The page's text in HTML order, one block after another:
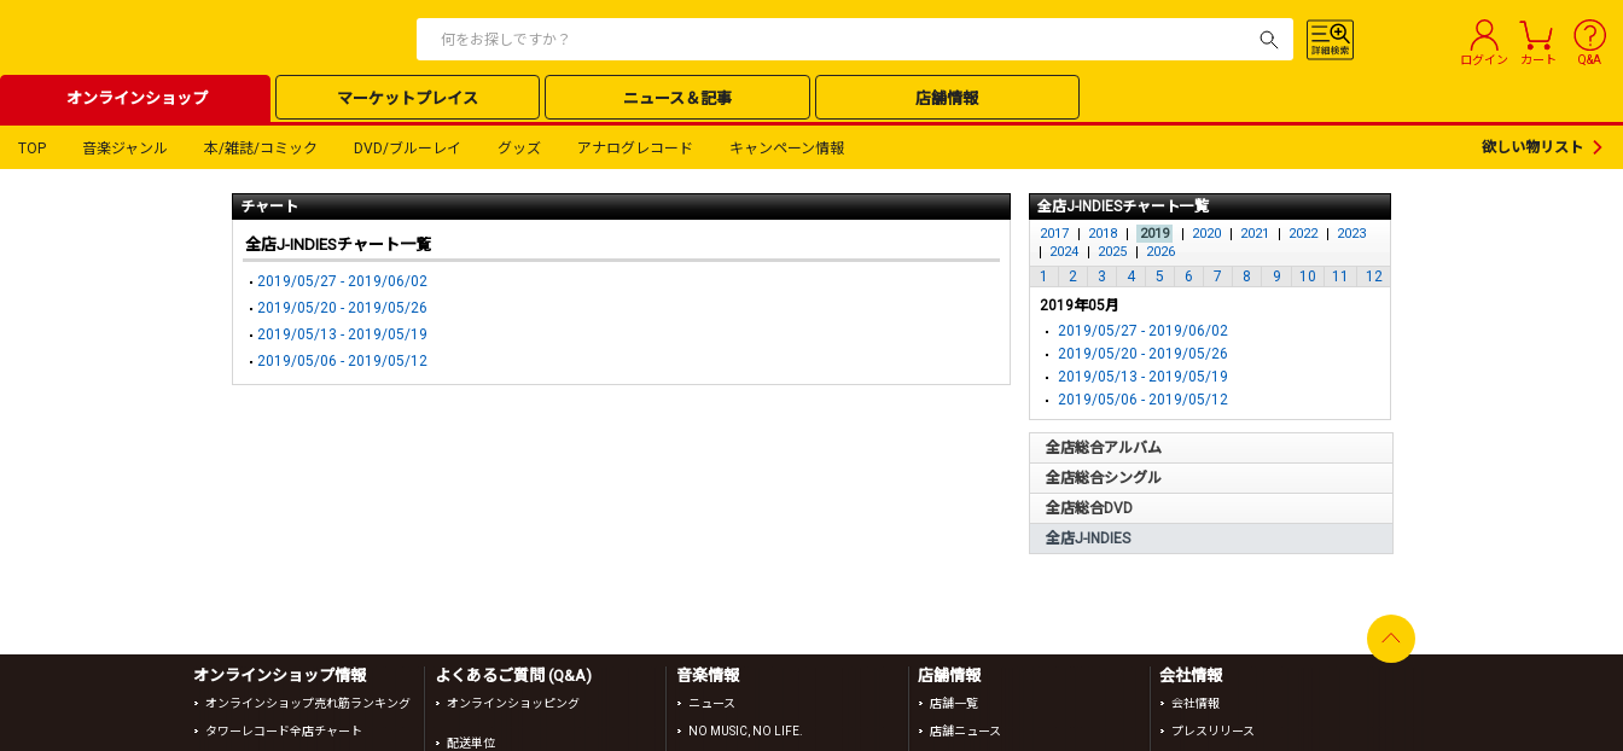
ログイン カート Q&A
オンラインショップ マーケットプレイス ニュース＆記事 店舗情報
TOP 音楽ジャンル 本/雑誌/コミック DVD/ブルーレイ グッズ アナログレコード キャンペーン情報 欲しい物リスト
チャート
全店J-INDIESチャート一覧
2019/05/27 - 2019/06/02
2019/05/20 - 2019/05/26
2019/05/13 - 2019/05/19
2019/05/06 - 2019/05/12
全店J-INDIESチャート一覧
2017 2018 2019 2020 2021 2022
2023
2024
2025 2026
1 2 3 4 5 6 7 8 9 10 11
12
2019年05月
2019/05/27 - 2019/06/02
2019/05/20 - 2019/05/26
2019/05/13 - 2019/05/19
2019/05/06 - 2019/05/12
全店総合アルバム
全店総合シングル
全店総合DVD
全店J-INDIES
オンラインショップ情報
オンラインショップ売れ筋ランキング
タワーレコード全店チャート
よくあるご質問 (Q&A)
オンラインショッピング
配送単位
音楽情報
ニュース
NO MUSIC, NO LIFE.
店舗情報
店舗一覧
店舗ニュース
会社情報
会社情報
プレスリリース